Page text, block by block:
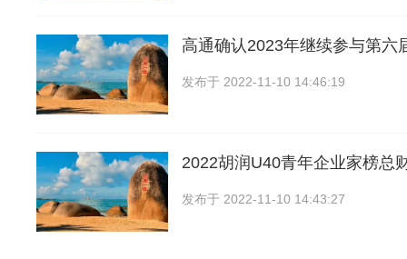
高通确认2023年继续参与第六
发布于 2022-11-10 14:46:19
2022胡润U40青年企业家榜总
发布于 2022-11-10 14:43:27